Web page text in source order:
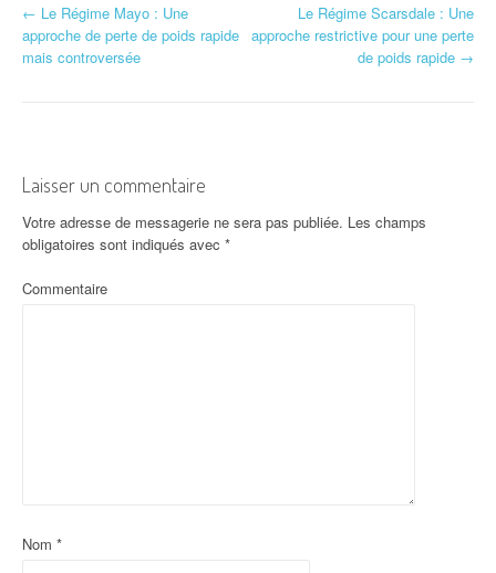
Navigation d'article
← Le Régime Mayo : Une
approche de perte de poids rapide
mais controversée
Le Régime Scarsdale : Une
approche restrictive pour une perte
de poids rapide →
Laisser un commentaire
Votre adresse de messagerie ne sera pas publiée. Les champs
obligatoires sont indiqués avec *
Commentaire
Nom *